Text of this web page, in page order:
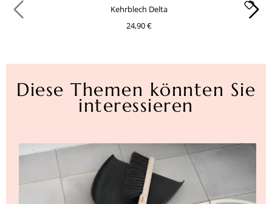
Kehrblech Delta
24,90 €
Diese Themen könnten Sie
interessieren